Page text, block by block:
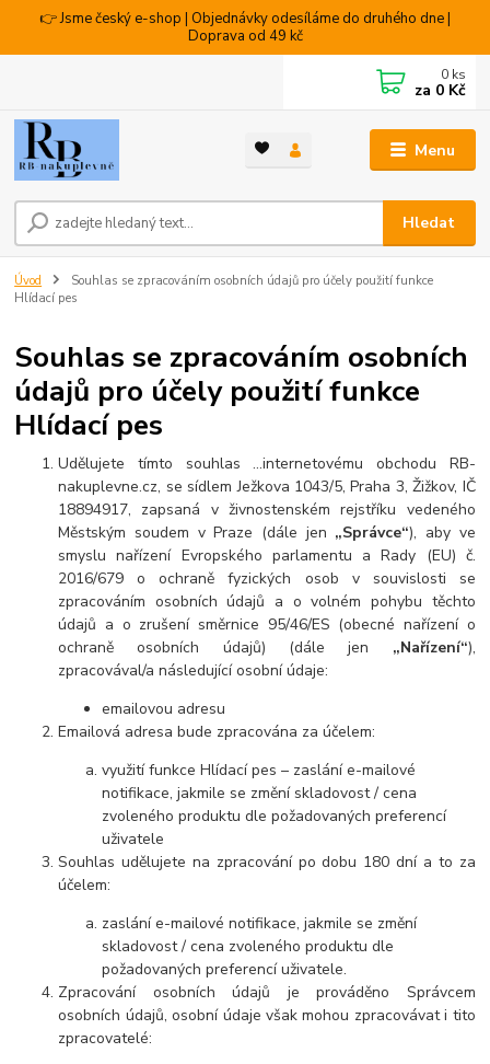
👉 Jsme český e-shop | Objednávky odesíláme do druhého dne |
Doprava od 49 kč
Menu
Hledat
0 ks
za 0 Kč
Úvod
Souhlas se zpracováním osobních údajů pro účely použití funkce
Hlídací pes
Souhlas se zpracováním osobních
údajů pro účely použití funkce
Hlídací pes
Udělujete tímto souhlas …internetovému obchodu RB-
nakuplevne.cz, se sídlem Ježkova 1043/5, Praha 3, Žižkov, IČ
18894917, zapsaná v živnostenském rejstříku vedeného
Městským soudem v Praze (dále jen „Správce“), aby ve
smyslu nařízení Evropského parlamentu a Rady (EU) č.
2016/679 o ochraně fyzických osob v souvislosti se
zpracováním osobních údajů a o volném pohybu těchto
údajů a o zrušení směrnice 95/46/ES (obecné nařízení o
ochraně osobních údajů) (dále jen „Nařízení“),
zpracovával/a následující osobní údaje:
emailovou adresu
Emailová adresa bude zpracována za účelem:
využití funkce Hlídací pes – zaslání e-mailové
notifikace, jakmile se změní skladovost / cena
zvoleného produktu dle požadovaných preferencí
uživatele
Souhlas udělujete na zpracování po dobu 180 dní a to za
účelem:
zaslání e-mailové notifikace, jakmile se změní
skladovost / cena zvoleného produktu dle
požadovaných preferencí uživatele.
Zpracování osobních údajů je prováděno Správcem
osobních údajů, osobní údaje však mohou zpracovávat i tito
zpracovatelé: